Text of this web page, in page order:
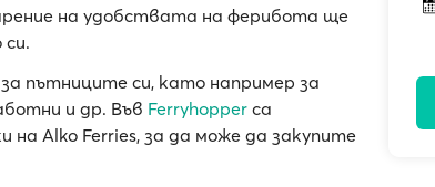
на удобствата на ферибота ще
за пътниците си, като например за
и др. Във Ferryhopper са
на Alko Ferries, за да може да закупите